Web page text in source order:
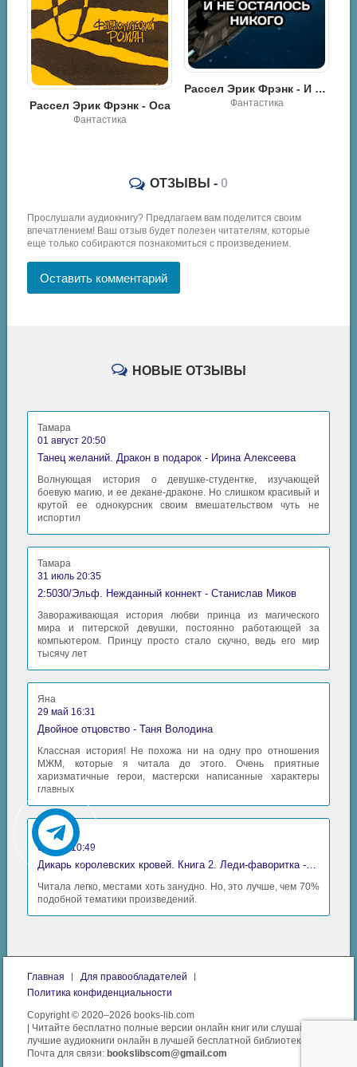
Рассел Эрик Фрэнк - И не осталось никого
Фантастика
Рассел Эрик Фрэнк - Немного смазки
Фантастика
ОТЗЫВЫ - 0
Прослушали аудиокнигу? Предлагаем вам поделится своим
впечатлением! Ваш отзыв будет полезен читателям, которые
еще только собираются познакомиться с произведением.
Оставить комментарий
НОВЫЕ ОТЗЫВЫ
Тамара
01 август 20:50
Танец желаний. Дракон в подарок - Ирина Алексеева
Волнующая история о девушке-студентке, изучающей
боевую магию, и ее декане-драконе. Но слишком красивый и
крутой ее однокурсник своим вмешательством чуть не
испортил
Тамара
31 июль 20:35
2:5030/Эльф. Нежданный коннект - Станислав Миков
Завораживающая история любви принца из магического
мира и питерской девушки, постоянно работающей за
компьютером. Принцу просто стало скучно, ведь его мир
тысячу лет
Яна
29 май 16:31
Двойное отцовство - Таня Володина
Классная история! Не похожа ни на одну про отношения
МЖМ, которые я читала до этого. Очень приятные
харизматичные герои, мастерски написанные характеры
главных
Аида
06 май 10:49
Читала легко, местами хоть занудно. Но, это лучше, чем 70%
подобной тематики произведений.
Главная
Для правообладателей
Политика конфиденциальности
Copyright © 2020–2026 books-lib.com
| Читайте бесплатно полные версии онлайн книг или слушайте
лучшие аудиокниги онлайн в лучшей бесплатной библиотеке.
Почта для связи:bookslibscom@gmail.com